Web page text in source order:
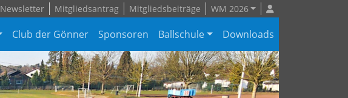
Newsletter Mitgliedsantrag Mitgliedsbeiträge WM 2026
Club der Gönner Sponsoren Ballschule Downloads